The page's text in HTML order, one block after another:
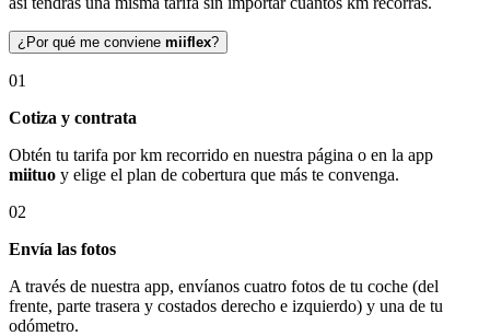
¿Por qué me conviene miiflex?
01
Cotiza y contrata
Obtén tu tarifa por km recorrido en nuestra página o en la app
miituo y elige el plan de cobertura que más te convenga.
02
Envía las fotos
A través de nuestra app, envíanos cuatro fotos de tu coche (del
frente, parte trasera y costados derecho e izquierdo) y una de tu
odómetro.